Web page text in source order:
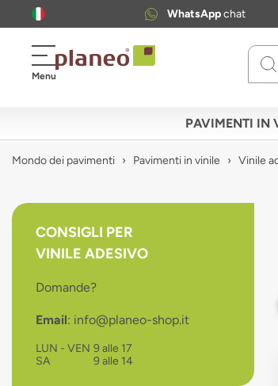
WhatsAppchat
Menu
Use
PAVIMENTI IN
Mondo dei pavimenti Pavimenti in vinile Vinile
CONSIGLI PER
VINILE ADESIVO
Domande?
Email: info@planeo-shop.it
LUN - VEN 9 alle 17
SA
9 alle 14